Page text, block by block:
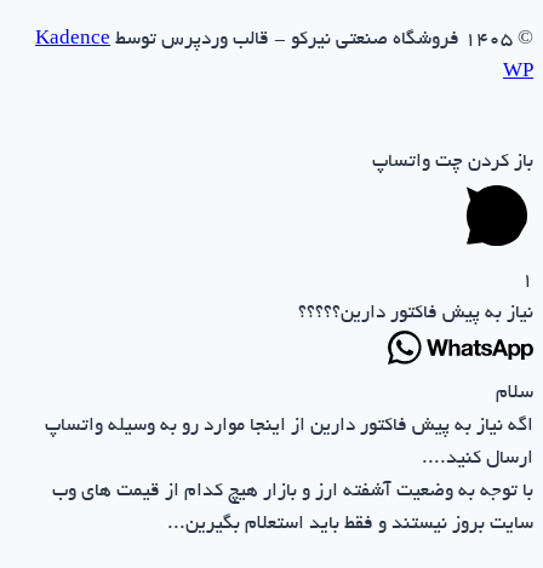
© ۱۴۰۵ فروشگاه صنعتی نیرکو - قالب وردپرس توسط
Kadence
WP
باز کردن چت واتساپ
1
نیاز به پیش فاکتور دارین؟؟؟؟؟
سلام
اگه نیاز به پیش فاکتور دارین از اینجا موارد رو به وسیله واتساپ
ارسال کنید....
با توجه به وضعیت آشفته ارز و بازار هیچ کدام از قیمت های وب
سایت بروز نیستند و فقط باید استعلام بگیرین...